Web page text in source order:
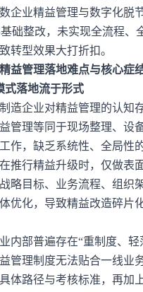
企业精益管理与数字化脱
础整改，未实现全流程、
转型效果大打折扣。
益管理落地难点与核心症
式落地流于形式
造企业对精益管理的认知
管理等同于现场整理、设
作，缺乏系统性、全局性
推行精益升级时，仅做表
略目标、业务流程、组织
优化，导致精益改造碎片
内部普遍存在“重制度、轻
管理制度无法贴合一线业
体路径与考核标准，再加